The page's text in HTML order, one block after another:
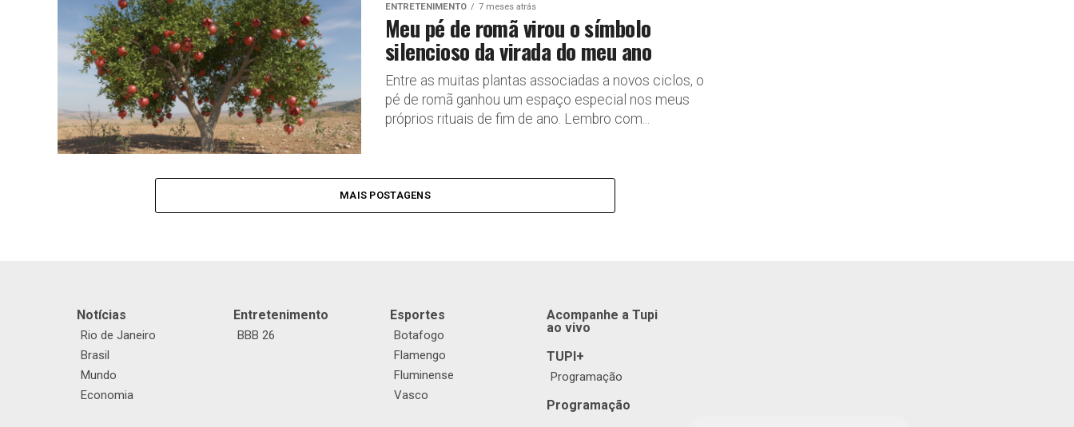
ENTRETENIMENTO 7 meses atrás
Meu pé de romã virou o símbolo
silencioso da virada do meu ano
Entre as muitas plantas associadas a novos ciclos, o
pé de romã ganhou um espaço especial nos meus
próprios rituais de fim de ano. Lembro com...
MAIS POSTAGENS
Notícias
Rio de Janeiro
Brasil
Mundo
Economia
Entretenimento
BBB 26
Esportes
Botafogo
Flamengo
Fluminense
Vasco
Acompanhe a Tupi
ao vivo
TUPI+
Programação
Programação